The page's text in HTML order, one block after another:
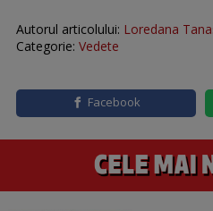
Autorul articolului: Loredana
Categorie: Vedete
Facebook